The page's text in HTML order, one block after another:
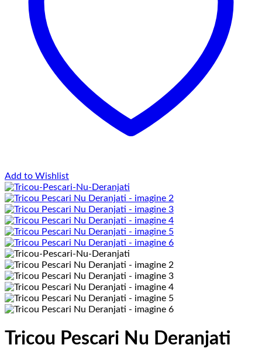
Add to Wishlist
Tricou Pescari Nu Deranjati